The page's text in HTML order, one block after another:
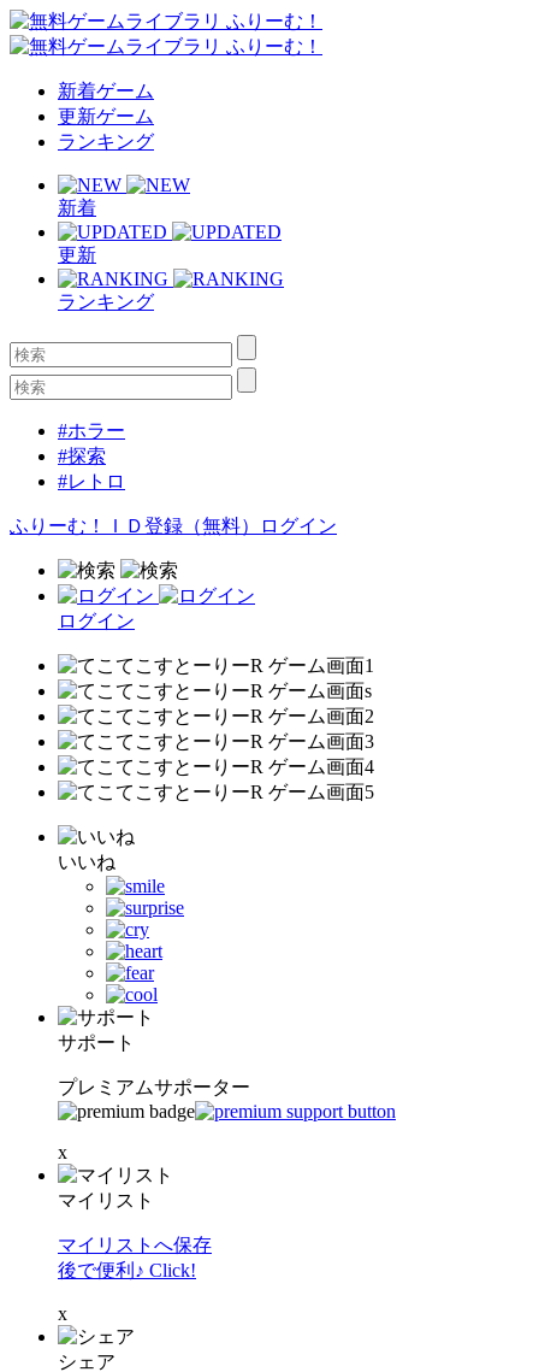
新着ゲーム
更新ゲーム
ランキング
新着
更新
ランキング
#ホラー
#探索
#レトロ
ふりーむ！ＩＤ登録（無料） ログイン
ログイン
いいね
サポート
プレミアムサポーター
x
マイリスト
マイリストへ保存
後で便利♪ Click!
x
シェア